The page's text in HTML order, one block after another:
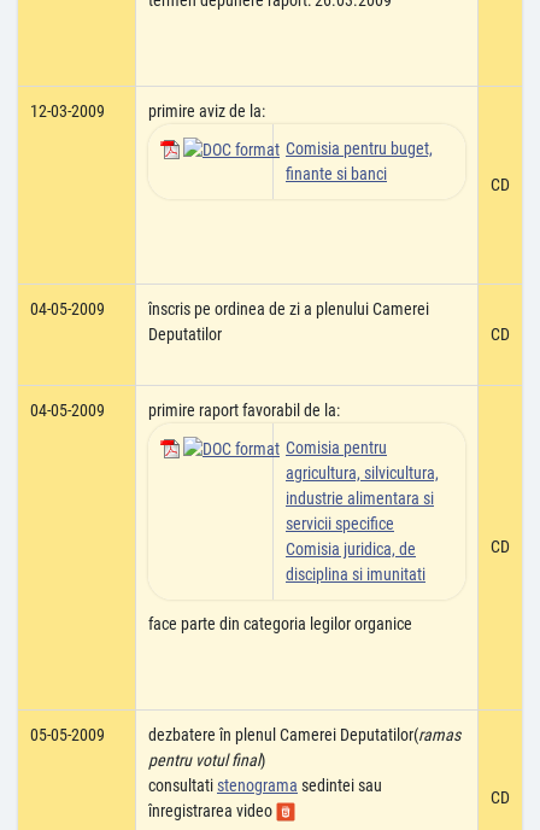
12-03-2009
primire aviz de la:
Comisia pentru buget,
finante si banci
CD
04-05-2009
înscris pe ordinea de zi a plenului Camerei
Deputatilor
CD
04-05-2009
primire raport favorabil de la:
Comisia pentru
agricultura, silvicultura,
industrie alimentara si
servicii specifice
Comisia juridica, de
disciplina si imunitati
face parte din categoria legilor organice
CD
05-05-2009 dezbatere în plenul Camerei Deputatilor(ramas
pentru votul final)
consultatistenograma sedintei sau
înregistrarea video
CD